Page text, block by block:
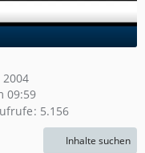
09:59
5.156
Inhalte suchen